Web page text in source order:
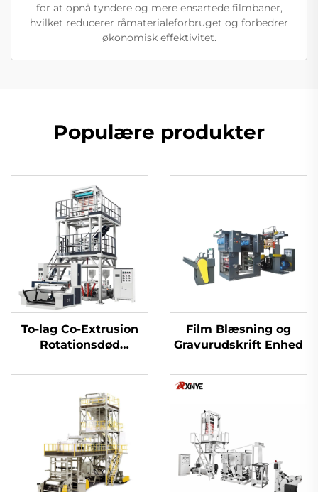
for at opnå tyndere og mere ensartede filmbaner,
hvilket reducerer råmaterialeforbruget og forbedrer
økonomisk effektivitet.
Populære produkter
To-lag Co-Extrusion
Rotationsdød
Film Blæsning og
Gravurudskrift Enhed